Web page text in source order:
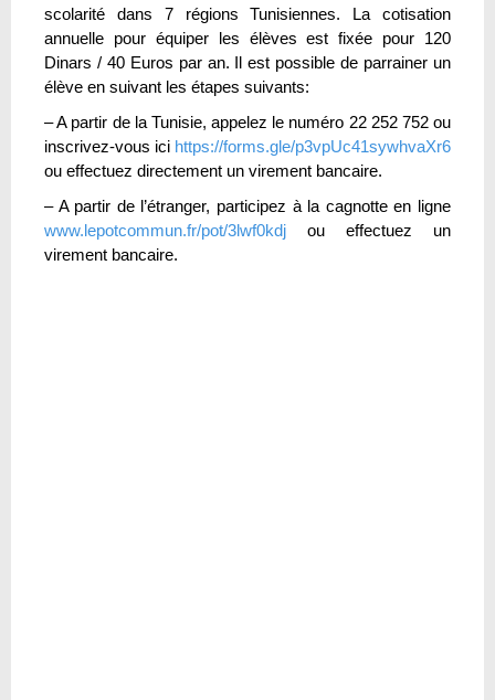
scolarité dans 7 régions Tunisiennes. La cotisation
annuelle pour équiper les élèves est fixée pour 120
Dinars / 40 Euros par an. Il est possible de parrainer un
élève en suivant les étapes suivants:
– A partir de la Tunisie, appelez le numéro 22 252 752 ou
inscrivez-vous ici https://forms.gle/p3vpUc41sywhvaXr6
ou effectuez directement un virement bancaire.
– A partir de l’étranger, participez à la cagnotte en ligne
www.lepotcommun.fr/pot/3lwf0kdj ou effectuez un
virement bancaire.